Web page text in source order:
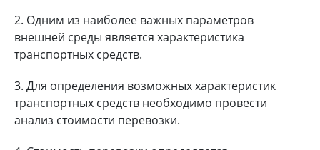
2. Одним из наиболее важных параметров
внешней среды является характеристика
транспортных средств.
3. Для определения возможных характеристик
транспортных средств необходимо провести
анализ стоимости перевозки.